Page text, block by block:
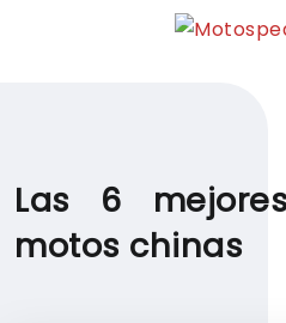
Las 6
motos chinas